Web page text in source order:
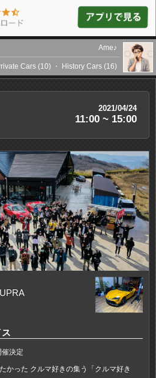
Ame♪
Cars (10) ・ History Cars (16)
2021/04/24
11:00 ~ 15:00
決定
かった クルマ好きの集う「クルマ好き